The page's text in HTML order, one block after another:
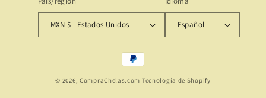
MXN $ | Estados Unidos Español
Formas
de
pago
© 2026, CompraChelas.com Tecnología de Shopify